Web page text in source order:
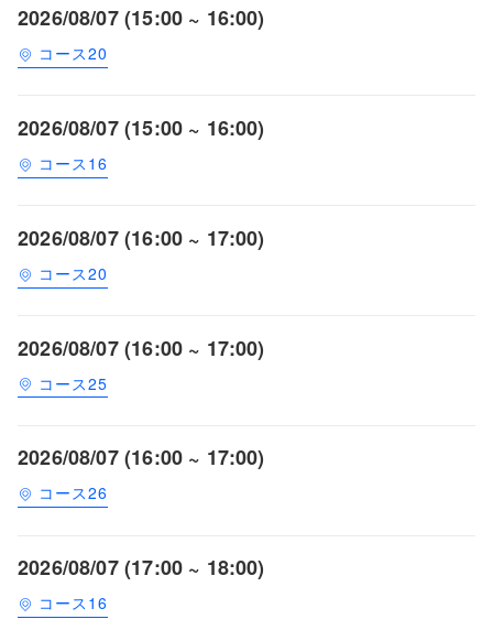
2026/08/07 (15:00 ~ 16:00)
コース20
2026/08/07 (15:00 ~ 16:00)
コース16
2026/08/07 (16:00 ~ 17:00)
コース20
2026/08/07 (16:00 ~ 17:00)
コース25
2026/08/07 (16:00 ~ 17:00)
コース26
2026/08/07 (17:00 ~ 18:00)
コース16